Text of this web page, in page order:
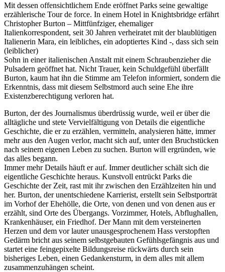
Mit dessen offensichtlichem Ende eröffnet Parks seine gewaltige
erzählerische Tour de force. In einem Hotel in Knightsbridge erfährt
Christopher Burton – Mittfünfziger, ehemaliger
Italienkorrespondent, seit 30 Jahren verheiratet mit der blaublütigen
Italienerin Mara, ein leibliches, ein adoptiertes Kind -, dass sich sein
(leiblicher)
Sohn in einer italienischen Anstalt mit einem Schraubenzieher die
Pulsadern geöffnet hat. Nicht Trauer, kein Schuldgefühl überfällt
Burton, kaum hat ihn die Stimme am Telefon informiert, sondern die
Erkenntnis, dass mit diesem Selbstmord auch seine Ehe ihre
Existenzberechtigung verloren hat.
Burton, der des Journalismus überdrüssig wurde, weil er über die
alltägliche und stete Vervielfältigung von Details die eigentliche
Geschichte, die er zu erzählen, vermitteln, analysieren hätte, immer
mehr aus den Augen verlor, macht sich auf, unter den Bruchstücken
nach seinem eigenen Leben zu suchen. Burton will ergründen, wie
das alles begann.
Immer mehr Details häuft er auf. Immer deutlicher schält sich die
eigentliche Geschichte heraus. Kunstvoll entrückt Parks die
Geschichte der Zeit, rast mit ihr zwischen den Erzählzeiten hin und
her. Burton, der unentschiedene Karrierist, erstellt sein Selbstporträt
im Vorhof der Ehehölle, die Orte, von denen und von denen aus er
erzählt, sind Orte des Übergangs. Vorzimmer, Hotels, Abflughallen,
Krankenhäuser, ein Friedhof. Der Mann mit dem versteinerten
Herzen und dem vor lauter unausgesprochenem Hass verstopften
Gedärm bricht aus seinem selbstgebauten Gefühlsgefängnis aus und
startet eine feingepixelte Bildungsreise rückwärts durch sein
bisheriges Leben, einen Gedankensturm, in dem alles mit allem
zusammenzuhängen scheint.